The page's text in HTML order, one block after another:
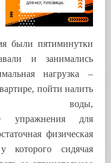
были пятиминутки
и занимались
нагрузка –
пойти налить
воды,
упражнения для
физическая
которого сидячая